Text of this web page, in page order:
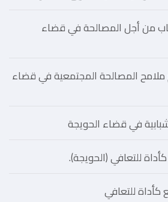
من أجل المصالحة في قضاء
ملامح المصالحة المجتمعية في قضاء
في قضاء الحويجة
للتعافي (الحويجة).
للتعافي